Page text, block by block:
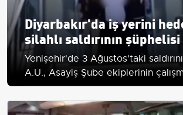
Diyarbakır'da iş yerini
silahlı saldırının
Yenişehir'de 3 Ağustos'taki
A.U., Asayiş Şube ekiplerinin
yakalandı; çıkarıldığı mahkemece
cezaevine gönderildi.